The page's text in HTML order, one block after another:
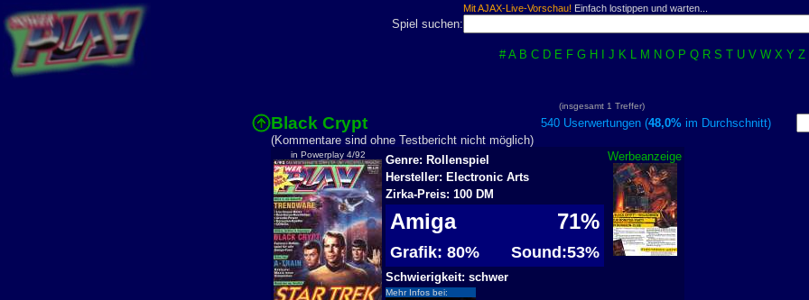
Mit AJAX-Live-Vorschau! Einfach lostippen und warten...
Spiel suchen:
# A B C D E F G H J K L M N O P Q R S T U V W X Y Z
(insgesamt 1 Treffer)
Black Crypt 540 Userwertungen (48,0% im Durchschnitt)
(Kommentare sind ohne Testbericht nicht möglich)
in Powerplay 4/92 Werbeanzeige
Genre: Rollenspiel
Hersteller: Electronic Arts
Zirka-Preis: 100 DM
Amiga 71%
Grafik: 80% Sound:53%
Schwierigkeit: schwer
Mehr Infos bei: